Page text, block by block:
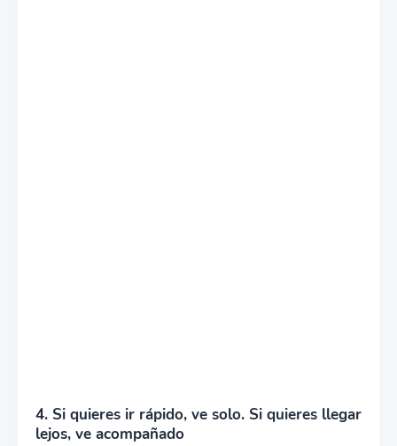
4. Si quieres ir rápido, ve solo. Si quieres llegar
lejos, ve acompañado